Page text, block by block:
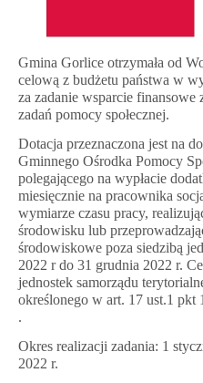
Gmina Gorlice otrzymała od
celową z budżetu państwa w
za zadanie wsparcie
zadań pomocy społecznej.
Dotacja przeznaczona jest na
Gminnego Ośrodka Pomocy
polegającego na wypłacie
miesięcznie na pracownika
wymiarze czasu pracy,
środowisku lub
środowiskowe poza siedzibą
2022 r do 31 grudnia 2022 r.
jednostek samorządu
określonego w art. 17 ust.1 pkt
.
Okres realizacji zadania: 1
2022 r.